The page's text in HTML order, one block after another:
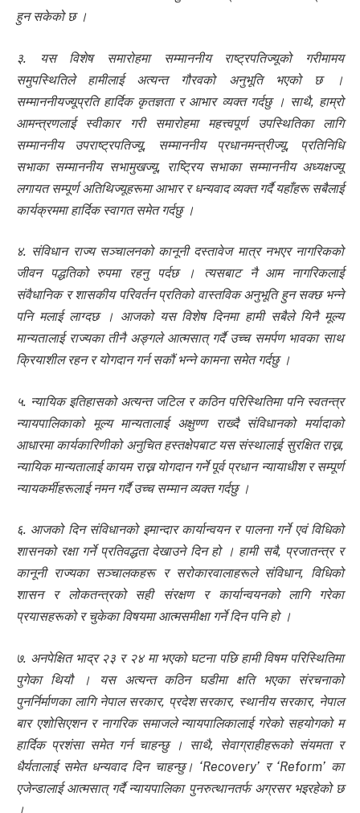
हुन सकेको छ ।
३. यस विशेष समारोहमा सम्माननीय राष्ट्रपतिज्यूको गरीमामय
समुपस्थितिले हामीलाई अत्यन्त गौरवको अनुभूति भएको छ ।
सम्माननीयज्यूप्रति हार्दिक कृतज्ञता र आभार व्यक्त गर्दछु । साथै, हाम्रो
आमन्त्रणलाई स्वीकार गरी समारोहमा महत्त्वपूर्ण उपस्थितिका लागि
सम्माननीय उपराष्ट्रपतिज्यू, सम्माननीय प्रधानमन्त्रीज्यू, प्रतिनिधि
सभाका सम्माननीय सभामुखज्यू, राष्ट्रिय सभाका सम्माननीय अध्यक्षज्यू
लगायत सम्पूर्ण अतिथिज्यूहरूमा आभार र धन्यवाद व्यक्त गर्दै यहाँहरू सबैलाई
कार्यक्रममा हार्दिक स्वागत समेत गर्दछु ।
४. संविधान राज्य सञ्चालनको कानूनी दस्तावेज मात्र नभएर नागरिकको
जीवन पद्धतिको रुपमा रहनु पर्दछ । त्यसबाट नै आम नागरिकलाई
संवैधानिक र शासकीय परिवर्तन प्रतिको वास्तविक अनुभूति हुन सक्छ भन्ने
पनि मलाई लाग्दछ । आजको यस विशेष दिनमा हामी सबैले यिनै मूल्य
मान्यतालाई राज्यका तीनै अङ्गले आत्मसात् गर्दै उच्च समर्पण भावका साथ
क्रियाशील रहन र योगदान गर्न सकौं भन्ने कामना समेत गर्दछु ।
५. न्यायिक इतिहासको अत्यन्त जटिल र कठिन परिस्थितिमा पनि स्वतन्त्र
न्यायपालिकाको मूल्य मान्यतालाई अक्षुण्ण राख्दै संविधानको मर्यादाको
आधारमा कार्यकारिणीको अनुचित हस्तक्षेपबाट यस संस्थालाई सुरक्षित राख्न,
न्यायिक मान्यतालाई कायम राख्न योगदान गर्ने पूर्व प्रधान न्यायाधीश र सम्पूर्ण
न्यायकर्मीहरूलाई नमन गर्दै उच्च सम्मान व्यक्त गर्दछु ।
६. आजको दिन संविधानको इमान्दार कार्यान्वयन र पालना गर्ने एवं विधिको
शासनको रक्षा गर्ने प्रतिवद्धता देखाउने दिन हो । हामी सबै, प्रजातन्त्र र
कानूनी राज्यका सञ्चालकहरू र सरोकारवालाहरूले संविधान, विधिको
शासन र लोकतन्त्रको सही संरक्षण र कार्यान्वयनको लागि गरेका
प्रयासहरूको र चुकेका विषयमा आत्मसमीक्षा गर्ने दिन पनि हो ।
७. अनपेक्षित भाद्र २३ र २४ मा भएको घटना पछि हामी विषम परिस्थितिमा
पुगेका थियौ । यस अत्यन्त कठिन घडीमा क्षति भएका संरचनाको
पुनर्निर्माणका लागि नेपाल सरकार, प्रदेश सरकार, स्थानीय सरकार, नेपाल
बार एशोसिएशन र नागरिक समाजले न्यायपालिकालाई गरेको सहयोगको म
हार्दिक प्रशंसा समेत गर्न चाहन्छु । साथै, सेवाग्राहीहरूको संयमता र
धैर्यतालाई समेत धन्यवाद दिन चाहन्छु। ‘Recovery’ र ‘Reform’ का
एजेन्डालाई आत्मसात् गर्दै न्यायपालिका पुनरुत्थानतर्फ अग्रसर भइरहेको छ